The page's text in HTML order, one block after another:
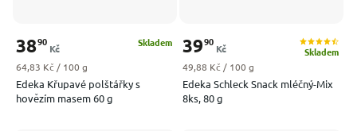
Edeka Křupavé polštářky s
hovězím masem 60 g
Skladem
3890
Kč
Měrná cena:
64,83 Kč / 100 g
Edeka Schleck Snack mléčný-Mix
8ks, 80 g
Skladem
3990
Kč
Měrná cena:
49,88 Kč / 100 g